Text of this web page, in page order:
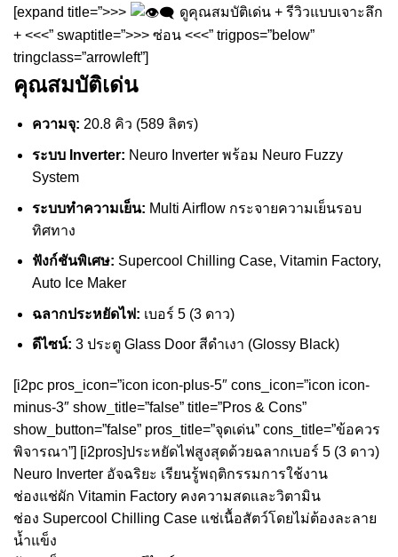
[expand title=”>>>
ดูคุณสมบัติเด่น + รีวิวแบบเจาะลึก
+ <<<” swaptitle=”>>> ซ่อน <<<” trigpos=”below”
tringclass=”arrowleft”]
คุณสมบัติเด่น
ความจุ: 20.8 คิว (589 ลิตร)
ระบบ Inverter: Neuro Inverter พร้อม Neuro Fuzzy
System
ระบบทำความเย็น: Multi Airflow กระจายความเย็นรอบ
ทิศทาง
ฟังก์ชันพิเศษ: Supercool Chilling Case, Vitamin Factory,
Auto Ice Maker
ฉลากประหยัดไฟ: เบอร์ 5 (3 ดาว)
ดีไซน์: 3 ประตู Glass Door สีดำเงา (Glossy Black)
[i2pc pros_icon=”icon icon-plus-5″ cons_icon=”icon icon-
minus-3″ show_title=”false” title=”Pros & Cons”
show_button=”false” pros_title=”จุดเด่น” cons_title=”ข้อควร
พิจารณา”] [i2pros]ประหยัดไฟสูงสุดด้วยฉลากเบอร์ 5 (3 ดาว)
Neuro Inverter อัจฉริยะ เรียนรู้พฤติกรรมการใช้งาน
ช่องแช่ผัก Vitamin Factory คงความสดและวิตามิน
ช่อง Supercool Chilling Case แช่เนื้อสัตว์โดยไม่ต้องละลาย
น้ำแข็ง